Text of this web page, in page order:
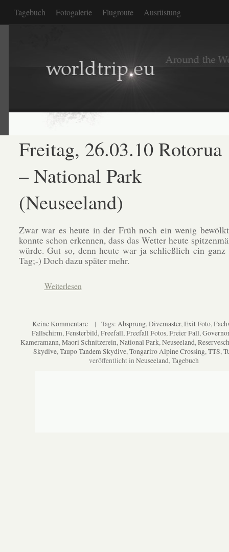
Tagebuch Fotogalerie Flugroute Ausrüstung
Freitag, 26.03.10 Rotorua
– National Park
(Neuseeland)
Zwar war es heute in der Früh noch ein wenig
konnte schon erkennen, dass das Wetter heute
würde. Gut so, denn heute war ja schließlich ein ganz
Tag;-) Doch dazu später mehr.
Weiterlesen
Keine Kommentare| Tags: Absprung, Divemaster, Exit Foto,
Fallschirm, Fensterbild, Freefall, Freefall Fotos, Freier Fall,
Kameramann, Maori Schnitzerein, National Park, Neuseeland,
Skydive, Taupo Tandem Skydive, Tongariro Alpine Crossing, TTS,
veröffentlicht in Neuseeland, Tagebuch